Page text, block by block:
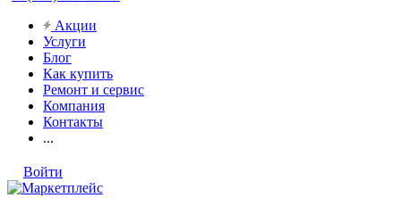
Акции
Услуги
Блог
Как купить
Ремонт и сервис
Компания
Контакты
...
Войти